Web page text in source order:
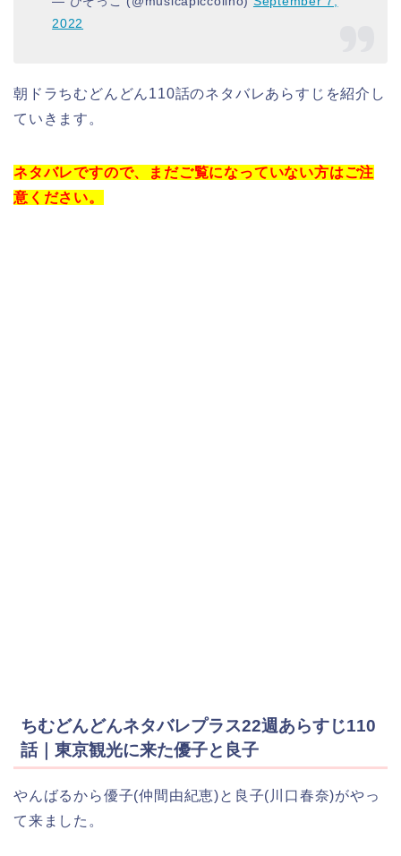
2022
朝ドラちむどんどん110話のネタバレあらすじを紹介し
ていきます。
ネタバレですので、まだご覧になっていない方はご注
意ください。
ちむどんどんネタバレプラス22週あらすじ110
話｜東京観光に来た優子と良子
やんばるから優子(仲間由紀恵)と良子(川口春奈)がやっ
て来ました。